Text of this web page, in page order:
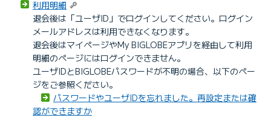
利用明細
退会後は「ユーザID」でログインしてください。ログイン
メールアドレスは利用できなくなります。
退会後はマイページやMy BIGLOBEアプリを経由して利用
明細のページにはログインできません。
ユーザIDとBIGLOBEパスワードが不明の場合、以下のペー
ジをご参照ください。
パスワードやユーザIDを忘れました。再設定または確
認ができますか